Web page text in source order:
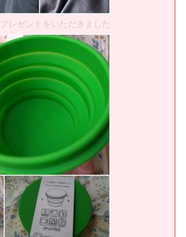
レゼントをいただきました